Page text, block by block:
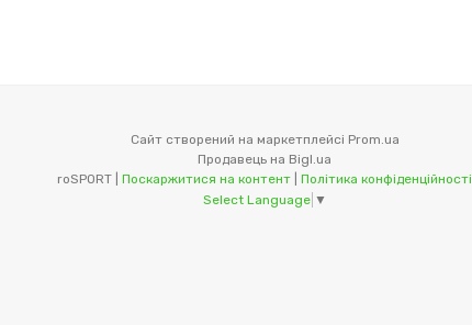
Сайт створений на маркетплейсі Prom.ua
Продавець на Bigl.ua
Поскаржитися на контент
Політика конфіденційності
Select Language ▼